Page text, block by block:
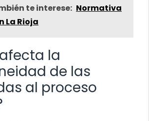
te interese: Normativa
La Rioja
la
de las
al proceso